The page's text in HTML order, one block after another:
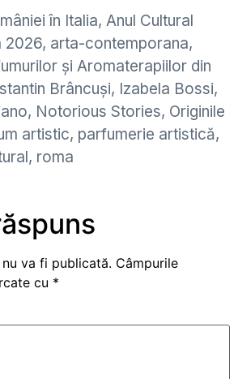
în Italia, Anul Cultural
2026, arta-contemporana,
și Aromaterapiilor din
Brâncuși, Izabela Bossi,
, Notorious Stories, Originile
artistic, parfumerie artistică,
, roma
va fi publicată. Câmpurile
cu *